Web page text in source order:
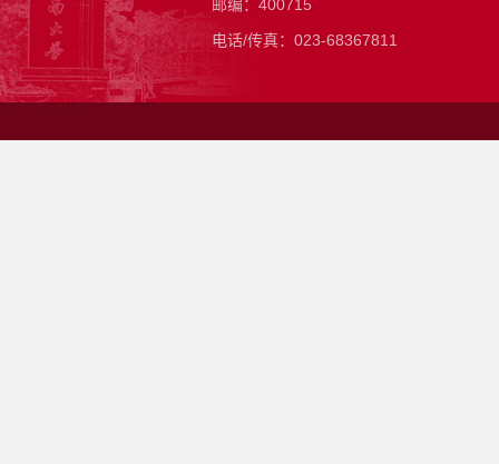
邮编：400715
电话/传真：023-68367811